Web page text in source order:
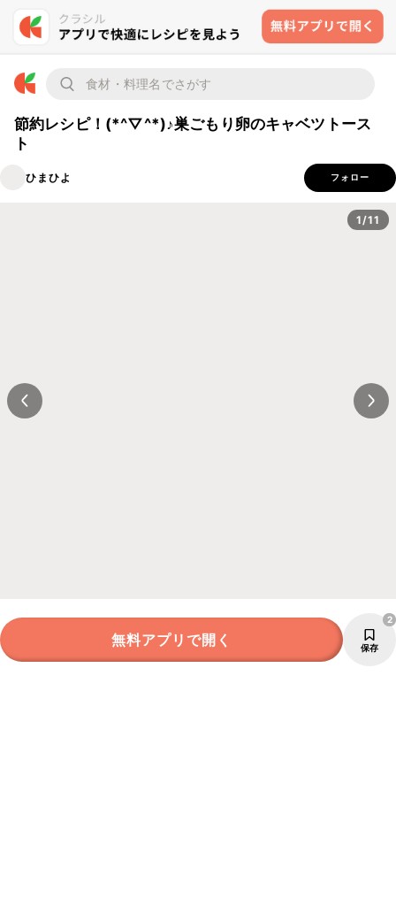
節約レシピ！(*^▽^*)♪巣ごもり卵のキャベツトース
ト
ひまひよ フォロー
1/11
無料アプリで開く 保存
2